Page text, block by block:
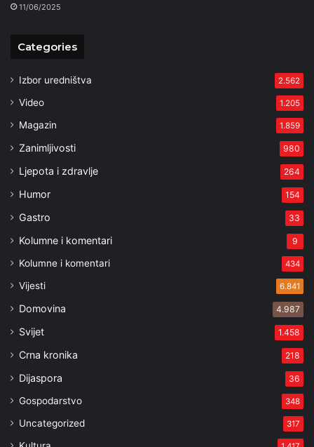
11/06/2025
Categories
Izbor uredništva 2.562
Video 1.205
Magazin 1.859
Zanimljivosti 980
Ljepota i zdravlje 264
Humor 154
Gastro 33
Kolumne i komentari 9
Kolumne i komentari 434
Vijesti 6.841
Domovina 4.987
Svijet 1.458
Crna kronika 218
Dijaspora 36
Gospodarstvo 348
Uncategorized 317